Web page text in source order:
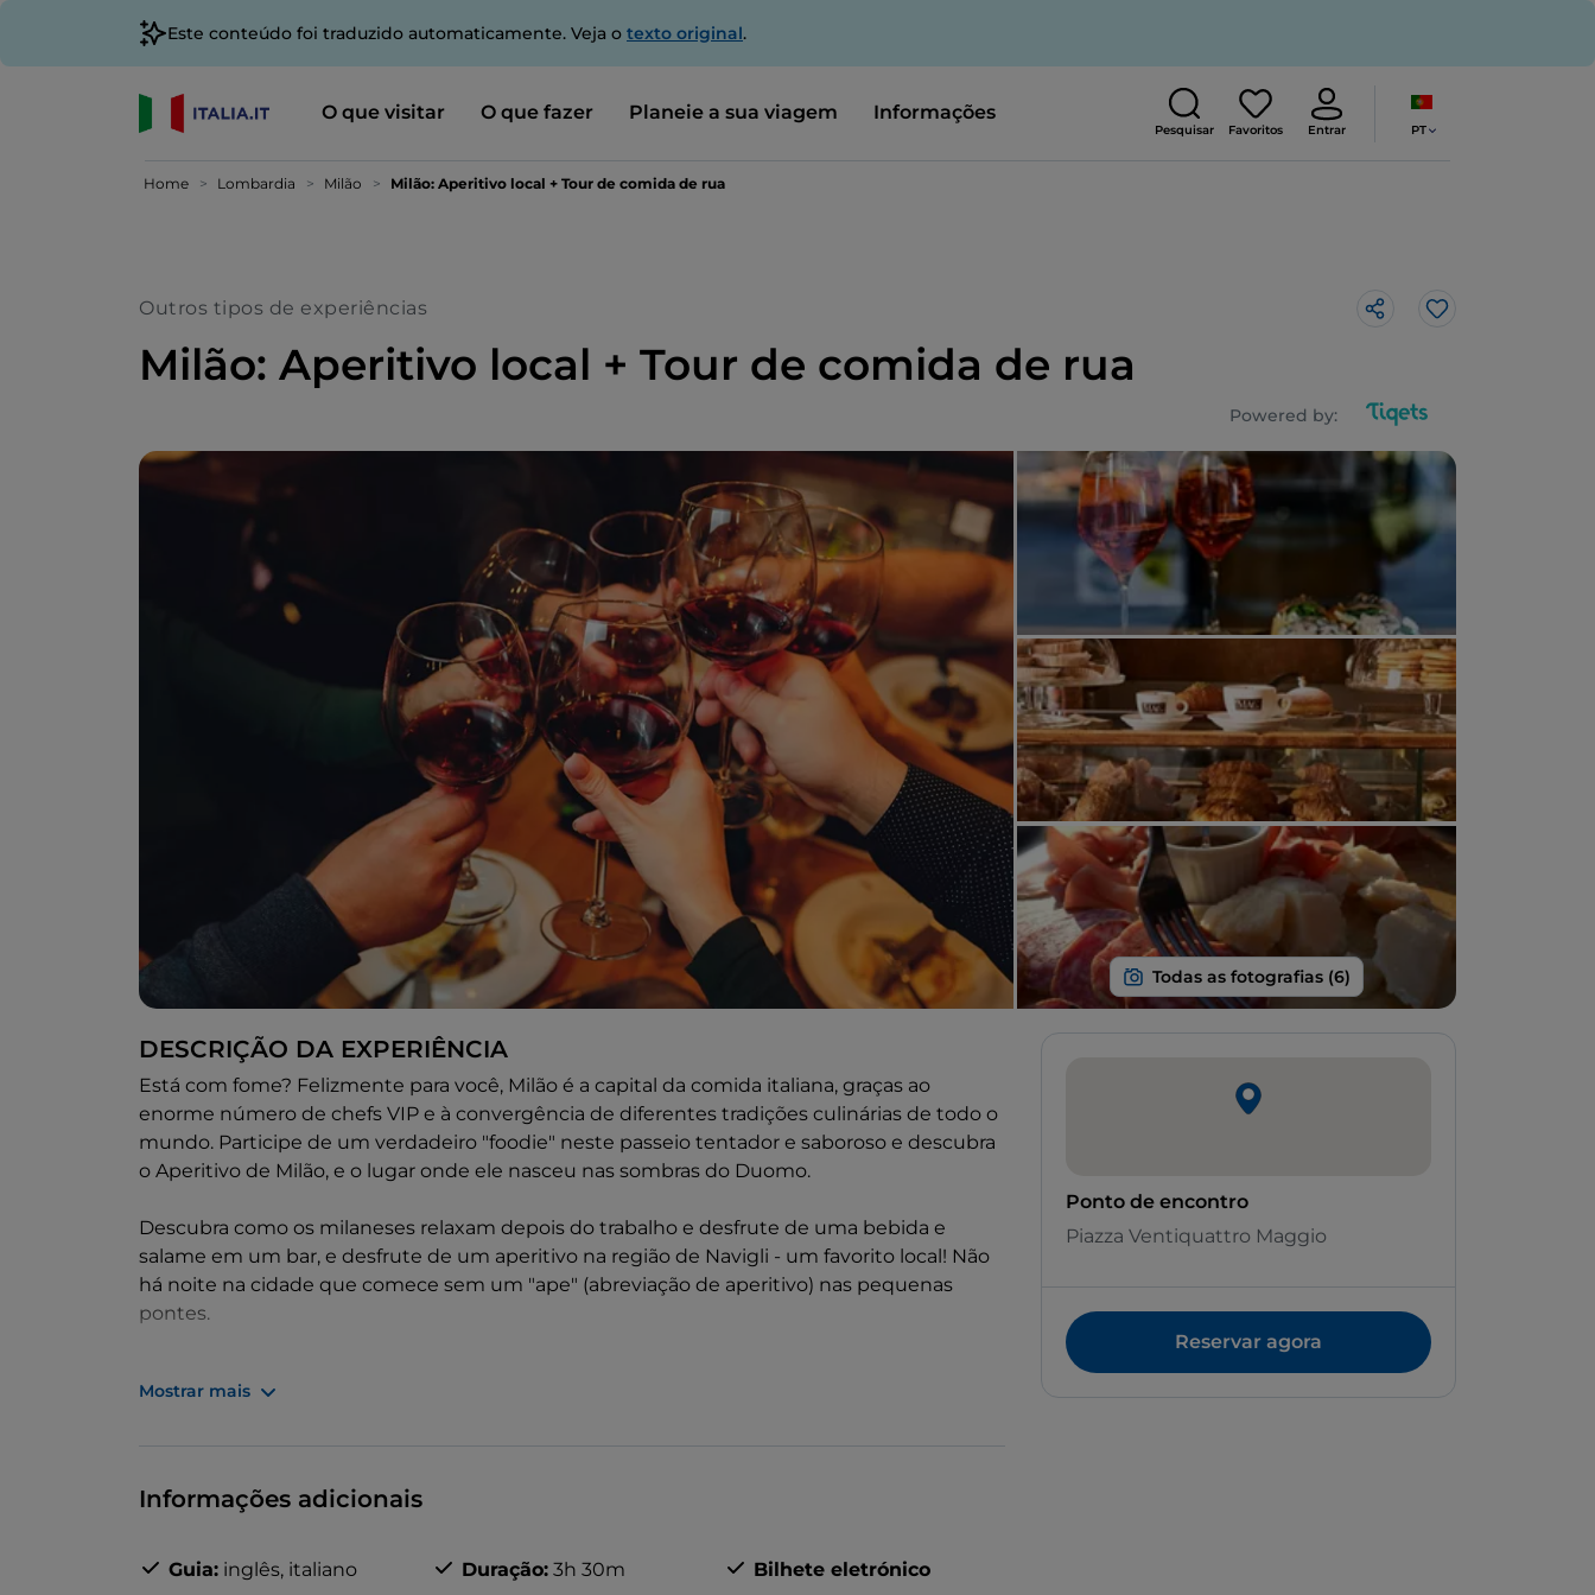
Este conteúdo foi traduzido automaticamente. Veja o texto original.
O que visitar O que fazer Planeie a sua viagem Informações
Pesquisar Favoritos Entrar PT
Home Lombardia Milão Milão: Aperitivo local + Tour de comida de rua
Outros tipos de experiências
Milão: Aperitivo local + Tour de comida de rua
Powered by:
Gosto
DESCRIÇÃO DA EXPERIÊNCIA
Está com fome? Felizmente para você, Milão é a capital da comida italiana, graças ao
enorme número de chefs VIP e à convergência de diferentes tradições culinárias de todo o
mundo. Participe de um verdadeiro "foodie" neste passeio tentador e saboroso e descubra
o Aperitivo de Milão, e o lugar onde ele nasceu nas sombras do Duomo.
Descubra como os milaneses relaxam depois do trabalho e desfrute de uma bebida e
salame em um bar, e desfrute de um aperitivo na região de Navigli - um favorito local! Não
há noite na cidade que comece sem um "ape" (abreviação de aperitivo) nas pequenas
pontes.
milanês, desde a versão vendida na rua até o verdadeiro aperitivo milanês em um bar, com
Mostrar mais
Informações adicionais
Guia: inglês, italiano Duração:3h 30m Bilhete eletrónico
Ponto de encontro
Piazza Ventiquattro Maggio
Reservar agora